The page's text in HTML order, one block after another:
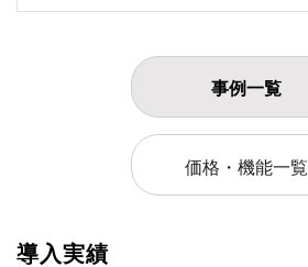
事例一覧
価格・機能一覧
導入実績